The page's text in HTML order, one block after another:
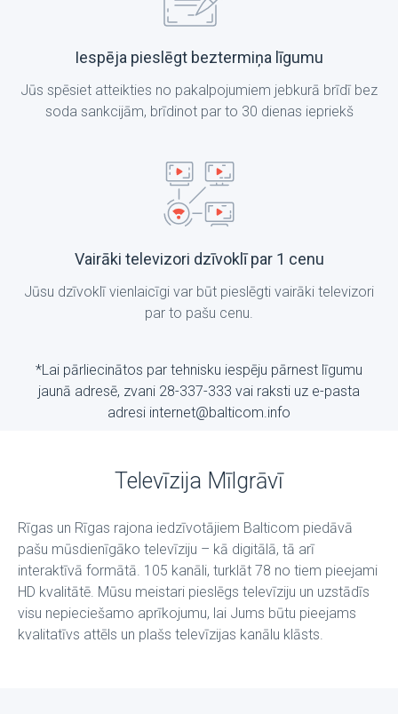
Iespēja pieslēgt beztermiņa līgumu
Jūs spēsiet atteikties no pakalpojumiem jebkurā brīdī bez
soda sankcijām, brīdinot par to 30 dienas iepriekš
Vairāki televizori dzīvoklī par 1 cenu
Jūsu dzīvoklī vienlaicīgi var būt pieslēgti vairāki televizori
par to pašu cenu.
*Lai pārliecinātos par tehnisku iespēju pārnest līgumu
jaunā adresē, zvani 28-337-333 vai raksti uz е-pasta
adresi internet@balticom.info
Televīzija Mīlgrāvī
Rīgas un Rīgas rajona iedzīvotājiem Balticom piedāvā
pašu mūsdienīgāko televīziju – kā digitālā, tā arī
interaktīvā formātā. 105 kanāli, turklāt 78 no tiem pieejami
HD kvalitātē. Mūsu meistari pieslēgs televīziju un uzstādīs
visu nepieciešamo aprīkojumu, lai Jums būtu pieejams
kvalitatīvs attēls un plašs televīzijas kanālu klāsts.